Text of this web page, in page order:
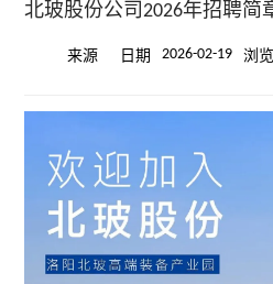
北玻股份公司2026年招聘简
来源 日期 2026-02-19 浏